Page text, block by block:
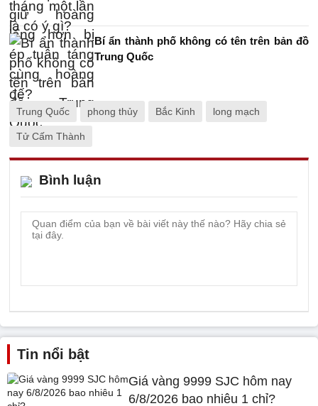
Bí ẩn thành phố không có tên trên bản đồ
Trung Quốc
Trung Quốc phong thủy Bắc Kinh long mạch
Tử Cấm Thành
Bình luận
Tin nổi bật
Giá vàng 9999 SJC hôm nay
6/8/2026 bao nhiêu 1 chỉ?